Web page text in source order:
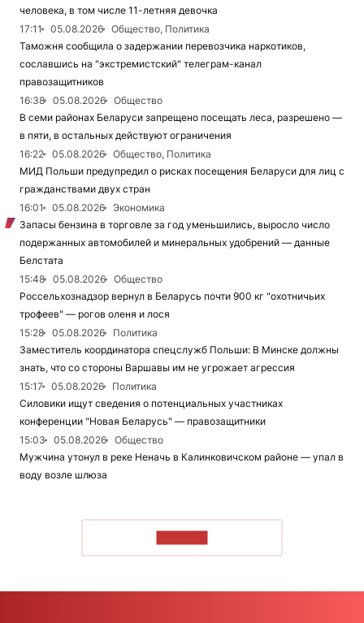
человека, в том числе 11-летняя девочка
17:11
05.08.2026
Общество, Политика
Таможня сообщила о задержании перевозчика наркотиков,
сославшись на "экстремистский" телеграм-канал
правозащитников
16:38
05.08.2026
Общество
В семи районах Беларуси запрещено посещать леса, разрешено —
в пяти, в остальных действуют ограничения
16:22
05.08.2026
Общество, Политика
МИД Польши предупредил о рисках посещения Беларуси для лиц с
гражданствами двух стран
16:01
05.08.2026
Экономика
Запасы бензина в торговле за год уменьшились, выросло число
подержанных автомобилей и минеральных удобрений — данные
Белстата
15:48
05.08.2026
Общество
Россельхознадзор вернул в Беларусь почти 900 кг "охотничьих
трофеев" — рогов оленя и лося
15:28
05.08.2026
Политика
Заместитель координатора спецслужб Польши: В Минске должны
знать, что со стороны Варшавы им не угрожает агрессия
15:17
05.08.2026
Политика
Силовики ищут сведения о потенциальных участниках
конференции "Новая Беларусь" — правозащитники
15:03
05.08.2026
Общество
Мужчина утонул в реке Неначь в Калинковичском районе — упал в
воду возле шлюза